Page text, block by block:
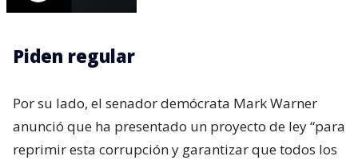
Piden regular
Por su lado, el senador demócrata Mark Warner
anunció que ha presentado un proyecto de ley “para
reprimir esta corrupción y garantizar que todos los